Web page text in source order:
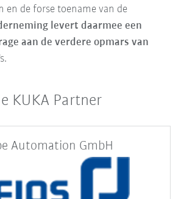
en de forse toename van de
levert daarmee een
aan de verdere opmars van
KUKA Partner
Automation GmbH